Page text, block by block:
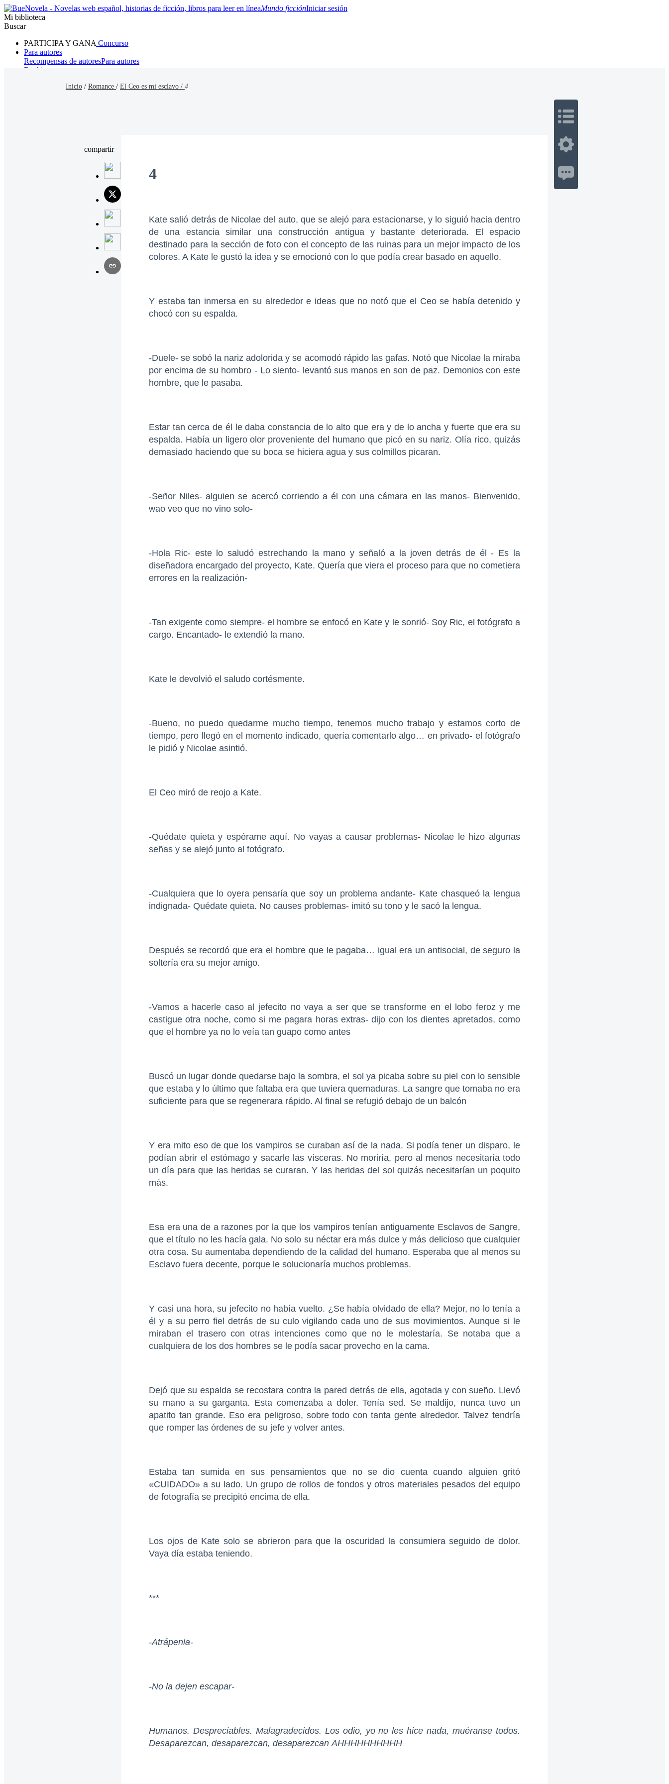
Mundo ficciónIniciar sesión
Mi biblioteca
Buscar
PARTICIPA Y GANA Concurso
Para autores
Recompensas de autoresPara autores
Ranking
Inicio / Romance / El Ceo es mi esclavo / 4
compartir
4
Kate salió detrás de Nicolae del auto, que se alejó para estacionarse, y lo siguió hacia dentro
de una estancia similar una construcción antigua y bastante deteriorada. El espacio
destinado para la sección de foto con el concepto de las ruinas para un mejor impacto de los
colores. A Kate le gustó la idea y se emocionó con lo que podía crear basado en aquello.
Y estaba tan inmersa en su alrededor e ideas que no notó que el Ceo se había detenido y
chocó con su espalda.
-Duele- se sobó la nariz adolorida y se acomodó rápido las gafas. Notó que Nicolae la miraba
por encima de su hombro - Lo siento- levantó sus manos en son de paz. Demonios con este
hombre, que le pasaba.
Estar tan cerca de él le daba constancia de lo alto que era y de lo ancha y fuerte que era su
espalda. Había un ligero olor proveniente del humano que picó en su nariz. Olía rico, quizás
demasiado haciendo que su boca se hiciera agua y sus colmillos picaran.
-Señor Niles- alguien se acercó corriendo a él con una cámara en las manos- Bienvenido,
wao veo que no vino solo-
-Hola Ric- este lo saludó estrechando la mano y señaló a la joven detrás de él - Es la
diseñadora encargado del proyecto, Kate. Quería que viera el proceso para que no cometiera
errores en la realización-
-Tan exigente como siempre- el hombre se enfocó en Kate y le sonrió- Soy Ric, el fotógrafo a
cargo. Encantado- le extendió la mano.
Kate le devolvió el saludo cortésmente.
-Bueno, no puedo quedarme mucho tiempo, tenemos mucho trabajo y estamos corto de
tiempo, pero llegó en el momento indicado, quería comentarlo algo… en privado- el fotógrafo
le pidió y Nicolae asintió.
El Ceo miró de reojo a Kate.
-Quédate quieta y espérame aquí. No vayas a causar problemas- Nicolae le hizo algunas
señas y se alejó junto al fotógrafo.
-Cualquiera que lo oyera pensaría que soy un problema andante- Kate chasqueó la lengua
indignada- Quédate quieta. No causes problemas- imitó su tono y le sacó la lengua.
Después se recordó que era el hombre que le pagaba… igual era un antisocial, de seguro la
soltería era su mejor amigo.
-Vamos a hacerle caso al jefecito no vaya a ser que se transforme en el lobo feroz y me
castigue otra noche, como si me pagara horas extras- dijo con los dientes apretados, como
que el hombre ya no lo veía tan guapo como antes
Buscó un lugar donde quedarse bajo la sombra, el sol ya picaba sobre su piel con lo sensible
que estaba y lo último que faltaba era que tuviera quemaduras. La sangre que tomaba no era
suficiente para que se regenerara rápido. Al final se refugió debajo de un balcón
Y era mito eso de que los vampiros se curaban así de la nada. Si podía tener un disparo, le
podían abrir el estómago y sacarle las vísceras. No moriría, pero al menos necesitaría todo
un día para que las heridas se curaran. Y las heridas del sol quizás necesitarían un poquito
más.
Esa era una de a razones por la que los vampiros tenían antiguamente Esclavos de Sangre,
que el título no les hacía gala. No solo su néctar era más dulce y más delicioso que cualquier
otra cosa. Su aumentaba dependiendo de la calidad del humano. Esperaba que al menos su
Esclavo fuera decente, porque le solucionaría muchos problemas.
Y casi una hora, su jefecito no había vuelto. ¿Se había olvidado de ella? Mejor, no lo tenía a
él y a su perro fiel detrás de su culo vigilando cada uno de sus movimientos. Aunque si le
miraban el trasero con otras intenciones como que no le molestaría. Se notaba que a
cualquiera de los dos hombres se le podía sacar provecho en la cama.
Dejó que su espalda se recostara contra la pared detrás de ella, agotada y con sueño. Llevó
su mano a su garganta. Esta comenzaba a doler. Tenía sed. Se maldijo, nunca tuvo un
apatito tan grande. Eso era peligroso, sobre todo con tanta gente alrededor. Talvez tendría
que romper las órdenes de su jefe y volver antes.
Estaba tan sumida en sus pensamientos que no se dio cuenta cuando alguien gritó
«CUIDADO» a su lado. Un grupo de rollos de fondos y otros materiales pesados del equipo
de fotografía se precipitó encima de ella.
Los ojos de Kate solo se abrieron para que la oscuridad la consumiera seguido de dolor.
Vaya día estaba teniendo.
***
-Atrápenla-
-No la dejen escapar-
Humanos. Despreciables. Malagradecidos. Los odio, yo no les hice nada, muéranse todos.
Desaparezcan, desaparezcan, desaparezcan AHHHHHHHHHH